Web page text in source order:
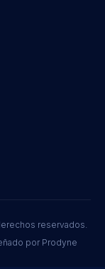
reservados.
por Prodyne